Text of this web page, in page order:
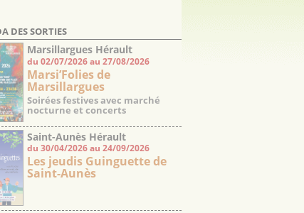
DES SORTIES
Marsillargues Hérault
du 02/07/2026 au 27/08/2026
Marsi’Folies de
Marsillargues
Soirées festives avec marché
nocturne et concerts
Saint-Aunès Hérault
du 30/04/2026 au 24/09/2026
Les jeudis Guinguette de
Saint-Aunès